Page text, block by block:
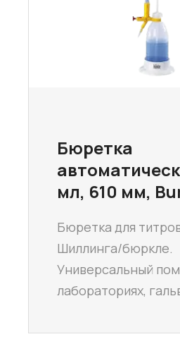
Бюретка
мл, 610 мм,
Бюретка для
Шиллинга/бюркле.
Универсальный
лабораториях,